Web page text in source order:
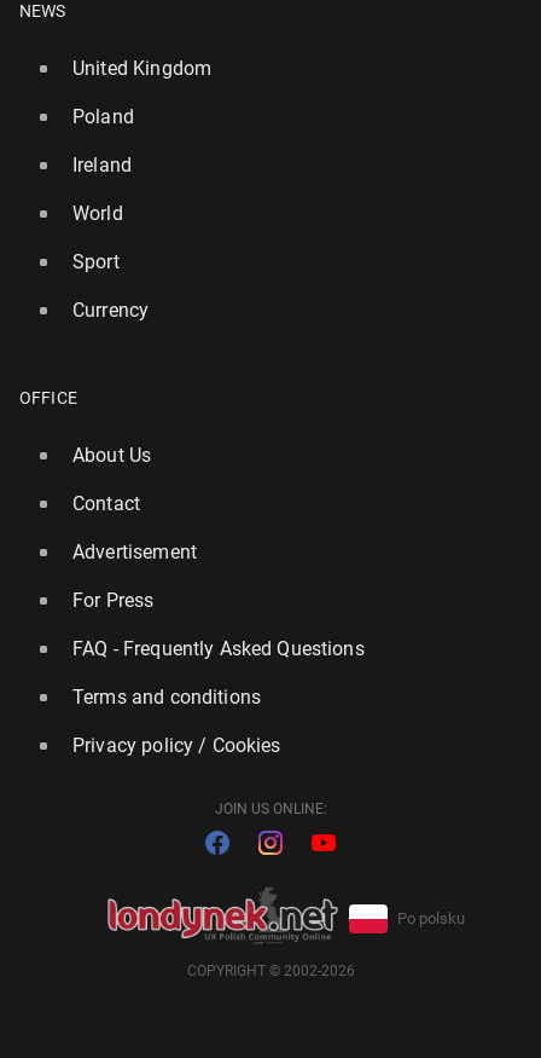
NEWS
United Kingdom
Poland
Ireland
World
Sport
Currency
OFFICE
About Us
Contact
Advertisement
For Press
FAQ - Frequently Asked Questions
Terms and conditions
Privacy policy / Cookies
JOIN US ONLINE:
Po polsku
COPYRIGHT © 2002-2026